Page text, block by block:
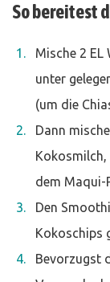
So bereitest
Mische 2 EL
unter
(um die
Dann
Kokosmilch,
dem Maqui-
Den
Kokoschips
Bevorzugst